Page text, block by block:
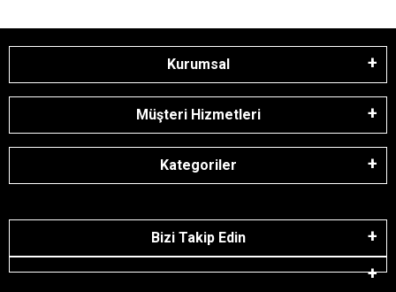
Kurumsal
Müşteri Hizmetleri
Kategoriler
Bizi Takip Edin